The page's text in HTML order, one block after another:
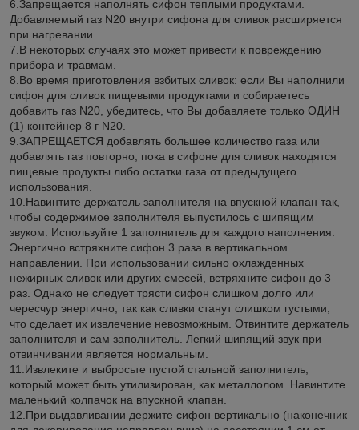
6.Запрещается наполнять сифон теплыми продуктами.
Добавляемый газ N20 внутри сифона для сливок расширяется
при нагревании.
7.В некоторых случаях это может привести к повреждению
прибора и травмам.
8.Во время приготовления взбитых сливок: если Вы наполнили
сифон для сливок пищевыми продуктами и собираетесь
добавить газ N20, убедитесь, что Вы добавляете только ОДИН
(1) контейнер 8 г N20.
9.ЗАПРЕЩАЕТСЯ добавлять большее количество газа или
добавлять газ повторно, пока в сифоне для сливок находятся
пищевые продукты либо остатки газа от предыдущего
использования.
10.Навинтите держатель заполнителя на впускной клапан так,
чтобы содержимое заполнителя выпустилось с шипящим
звуком. Используйте 1 заполнитель для каждого наполнения.
Энергично встряхните сифон 3 раза в вертикальном
направлении. При использовании сильно охлажденных
нежирных сливок или других смесей, встряхните сифон до 3
раз. Однако не следует трясти сифон слишком долго или
чересчур энергично, так как сливки станут слишком густыми,
что сделает их извлечение невозможным. Отвинтите держатель
заполнителя и сам заполнитель. Легкий шипящий звук при
отвинчивании является нормальным.
11.Извлеките и выбросьте пустой стальной заполнитель,
который может быть утилизирован, как металлолом. Навинтите
маленький колпачок на впускной клапан.
12.При выдавливании держите сифон вертикально (наконечник